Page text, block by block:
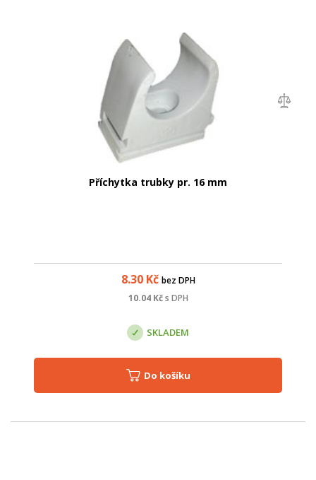
Příchytka trubky pr. 16 mm
8.30Kč bez DPH
10.04Kč s DPH
SKLADEM
Do košíku